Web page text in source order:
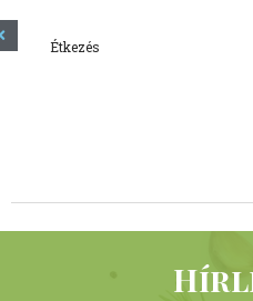
Étkezés